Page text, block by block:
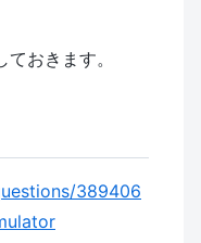
おきます。
389406